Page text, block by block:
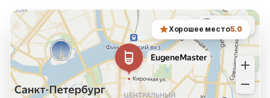
Хорошее место5.0